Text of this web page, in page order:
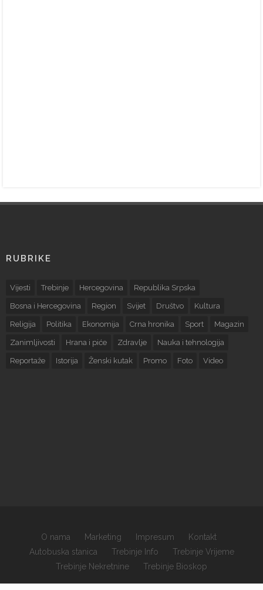
RUBRIKE
Vijesti Trebinje Hercegovina Republika Srpska
Bosna i Hercegovina Region Svijet Društvo Kultura
Religija Politika Ekonomija Crna hronika Sport Magazin
Zanimljivosti Hrana i piće Zdravlje Nauka i tehnologija
Reportaže Istorija Ženski kutak Promo Foto Video
O nama Marketing Impresum
Kontakt
Autobuska stanica
Trebinje Info
Trebinje Vrijeme
Trebinje Nekretnine
Trebinje Bioskop